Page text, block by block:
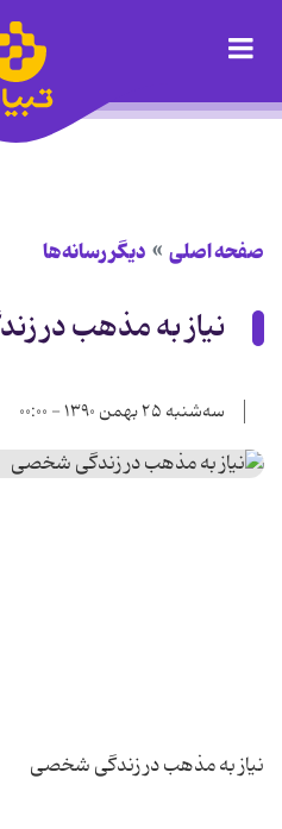
صفحه اصلی دیگر رسانه‌ها
نیاز به مذهب در
سه‌شنبه ۲۵ بهمن ۱۳۹۰ - ۰۰:۰۰